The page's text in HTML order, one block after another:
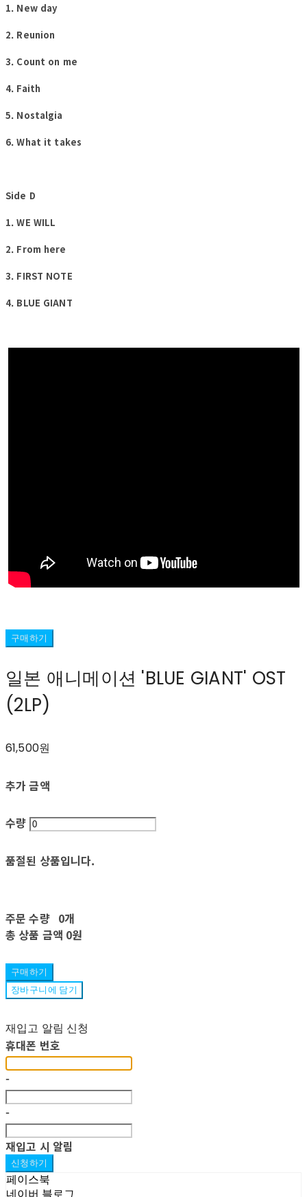
1. New day
2. Reunion
3. Count on me
4. Faith
5. Nostalgia
6. What it takes
Side D
1. WE WILL
2. From here
3. FIRST NOTE
4. BLUE GIANT
구매하기
일본 애니메이션 'BLUE GIANT' OST
(2LP)
61,500원
추가 금액
수량
품절된 상품입니다.
주문 수량 0개
총 상품 금액 0원
구매하기
장바구니에 담기
재입고 알림 신청
휴대폰 번호
-
-
재입고 시 알림
신청하기
페이스북
네이버 블로그